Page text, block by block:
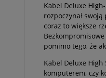
Kabel Deluxe
rozpoczynał
coraz to większe
pomimo tego, że
Kabel Deluxe
komputerem, czy